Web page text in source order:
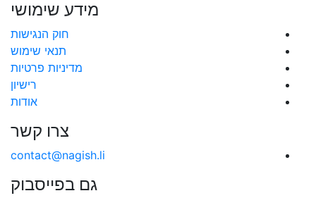
מידע שימושי
חוק הנגישות
תנאי שימוש
מדיניות פרטיות
רישיון
אודות
צרו קשר
contact@nagish.li
גם בפייסבוק